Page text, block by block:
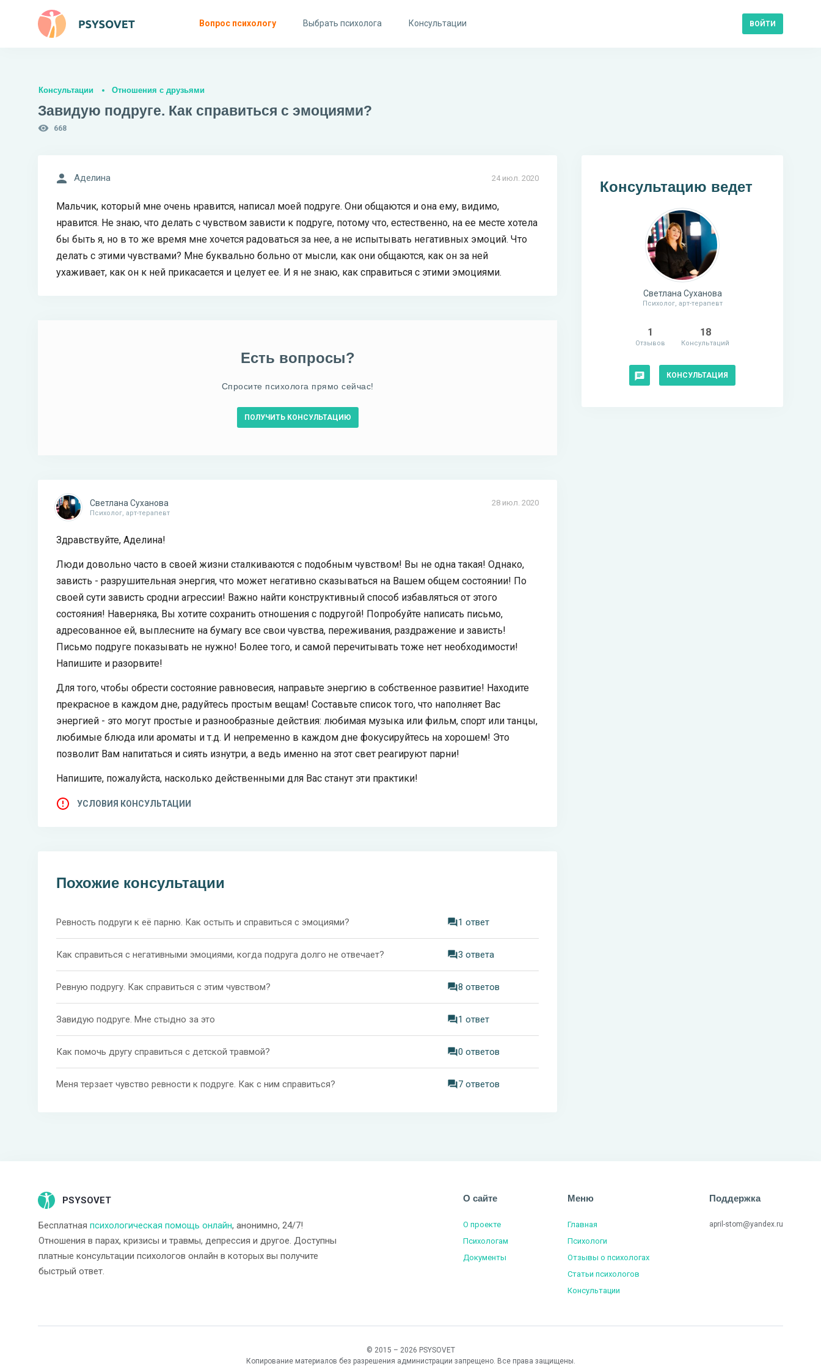
Вопрос психологу Выбрать психолога Консультации ВОЙТИ
Консультации Отношения с друзьями
Завидую подруге. Как справиться с эмоциями?
668
24 июл. 2020
Аделина
Мальчик, который мне очень нравится, написал моей подруге. Они общаются и она ему, видимо,
нравится. Не знаю, что делать с чувством зависти к подруге, потому что, естественно, на ее месте хотела
бы быть я, но в то же время мне хочется радоваться за нее, а не испытывать негативных эмоций. Что
делать с этими чувствами? Мне буквально больно от мысли, как они общаются, как он за ней
ухаживает, как он к ней прикасается и целует ее. И я не знаю, как справиться с этими эмоциями.
Есть вопросы?
Спросите психолога прямо сейчас!
ПОЛУЧИТЬ КОНСУЛЬТАЦИЮ
28 июл. 2020
Светлана Суханова
Психолог, арт-терапевт
Здравствуйте, Аделина!
Люди довольно часто в своей жизни сталкиваются с подобным чувством! Вы не одна такая! Однако,
зависть - разрушительная энергия, что может негативно сказываться на Вашем общем состоянии! По
своей сути зависть сродни агрессии! Важно найти конструктивный способ избавляться от этого
состояния! Наверняка, Вы хотите сохранить отношения с подругой! Попробуйте написать письмо,
адресованное ей, выплесните на бумагу все свои чувства, переживания, раздражение и зависть!
Письмо подруге показывать не нужно! Более того, и самой перечитывать тоже нет необходимости!
Напишите и разорвите!
Для того, чтобы обрести состояние равновесия, направьте энергию в собственное развитие! Находите
прекрасное в каждом дне, радуйтесь простым вещам! Составьте список того, что наполняет Вас
энергией - это могут простые и разнообразные действия: любимая музыка или фильм, спорт или танцы,
любимые блюда или ароматы и т.д. И непременно в каждом дне фокусируйтесь на хорошем! Это
позволит Вам напитаться и сиять изнутри, а ведь именно на этот свет реагируют парни!
Напишите, пожалуйста, насколько действенными для Вас станут эти практики!
УСЛОВИЯ КОНСУЛЬТАЦИИ
Похожие консультации
Ревность подруги к её парню. Как остыть и справиться с эмоциями? 1 ответ
Как справиться с негативными эмоциями, когда подруга долго не отвечает? 3 ответа
Ревную подругу. Как справиться с этим чувством? 8 ответов
Завидую подруге. Мне стыдно за это 1 ответ
Как помочь другу справиться с детской травмой? 0 ответов
Меня терзает чувство ревности к подруге. Как с ним справиться? 7 ответов
Консультацию ведет
Светлана Суханова
Психолог, арт-терапевт
1
Отзывов
18
Консультаций
КОНСУЛЬТАЦИЯ
PSYSOVET
Бесплатная психологическая помощь онлайн, анонимно, 24/7!
Отношения в парах, кризисы и травмы, депрессия и другое. Доступны
платные консультации психологов онлайн в которых вы получите
быстрый ответ.
О сайте
О проекте
Психологам
Документы
Меню
Главная
Психологи
Отзывы о психологах
Статьи психологов
Консультации
Поддержка
april-stom@yandex.ru
© 2015 – 2026 PSYSOVET
Копирование материалов без разрешения администрации запрещено. Все права защищены.